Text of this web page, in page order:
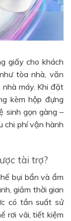
giấy cho khách
tòa nhà, văn
nhà máy. Khi đặt
kèm hộp đựng
sinh gọn gàng –
chi phí vận hành
tài trợ?
bụi bẩn và ẩm
giảm thời gian
có tần suất sử
rơi vãi, tiết kiệm